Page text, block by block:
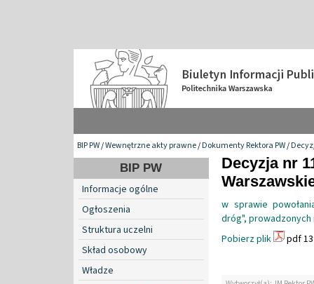
BIP PW/Wewnętrzne akty prawne/Dokumenty Rektora PW/
BIP PW
Informacje ogólne
Ogłoszenia
Struktura uczelni
Skład osobowy
Władze
Decyzja nr
w sprawie
dróg", prowadzonych
Pobierz plik
pdf